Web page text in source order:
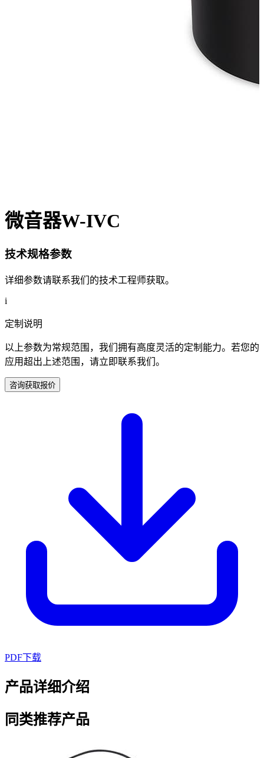
微音器W-IVC
技术规格参数
详细参数请联系我们的技术工程师获取。
i
定制说明
以上参数为常规范围，我们拥有高度灵活的定制能力。若您的
应用超出上述范围，请立即联系我们。
咨询获取报价
PDF下载
产品详细介绍
同类推荐产品